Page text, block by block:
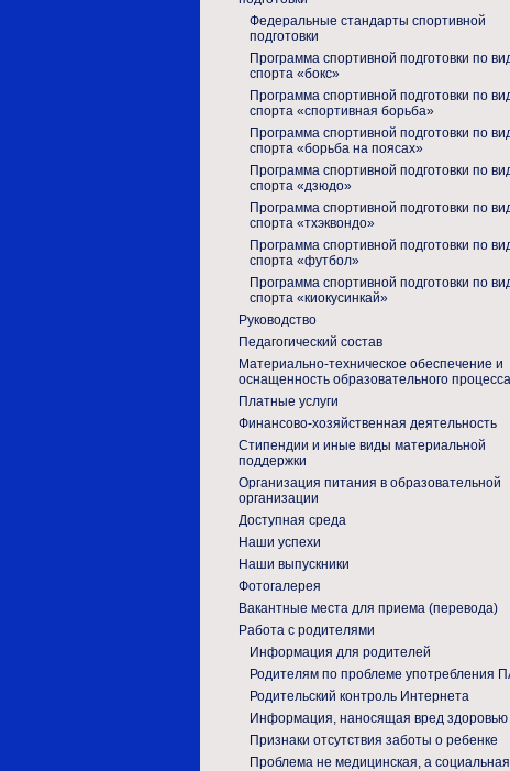
Федеральные стандарты спортивной
подготовки
Программа спортивной подготовки по
спорта «бокс»
Программа спортивной подготовки по
спорта «спортивная борьба»
Программа спортивной подготовки по
спорта «борьба на поясах»
Программа спортивной подготовки по
спорта «дзюдо»
Программа спортивной подготовки по
спорта «тхэквондо»
Программа спортивной подготовки по
спорта «футбол»
Программа спортивной подготовки по
спорта «киокусинкай»
Руководство
Педагогический состав
Материально-техническое обеспечение и
оснащенность образовательного процесса
Платные услуги
Финансово-хозяйственная деятельность
Стипендии и иные виды материальной
поддержки
Организация питания в образовательной
организации
Доступная среда
Наши успехи
Наши выпускники
Фотогалерея
Вакантные места для приема (перевода)
Работа с родителями
Информация для родителей
Родителям по проблеме употребления
Родительский контроль Интернета
Информация, наносящая вред здоровью
Признаки отсутствия заботы о ребенке
Проблема не медицинская, а социальная